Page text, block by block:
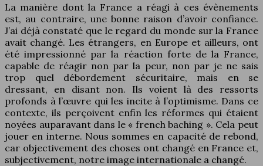
La manière dont la France a réagi à ces évènements
est, au contraire, une bonne raison d’avoir confiance.
J’ai déjà constaté que le regard du monde sur la France
avait changé. Les étrangers, en Europe et ailleurs, ont
été impressionné par la réaction forte de la France,
capable de réagir non par la peur, non par je ne sais
trop quel débordement sécuritaire, mais en se
dressant, en disant non. Ils voient là des ressorts
profonds à l’œuvre qui les incite à l’optimisme. Dans ce
contexte, ils perçoivent enfin les réformes qui étaient
noyées auparavant dans le « french baching ». Cela peut
jouer en interne. Nous sommes en capacité de rebond,
car objectivement des choses ont changé en France et,
subjectivement, notre image internationale a changé.